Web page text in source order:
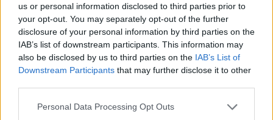
us or personal information disclosed to third parties prior to
your opt-out. You may separately opt-out of the further
disclosure of your personal information by third parties on the
IAB’s list of downstream participants. This information may
also be disclosed by us to third parties on the IAB’s List of
Downstream Participants that may further disclose it to other
Please note that this website/app uses one or more Google
Personal Data Processing Opt Outs
– Σύλλογος Ποντίων Αναρράχης
– Πολιτιστικός Σύλλογος Ανατολικού «Η
Ανατολή»
– Πολιτιστικός Σύλλογος Ασβεστόπετρας